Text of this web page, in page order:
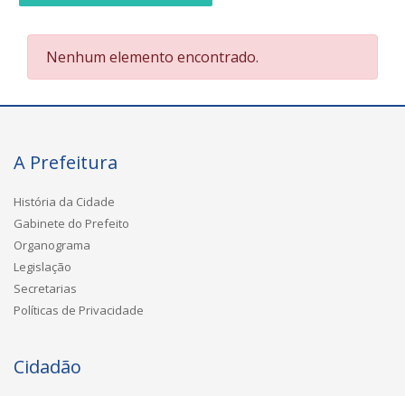
Nenhum elemento encontrado.
A Prefeitura
História da Cidade
Gabinete do Prefeito
Organograma
Legislação
Secretarias
Políticas de Privacidade
Cidadão